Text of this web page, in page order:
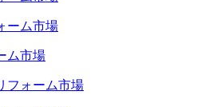
ム市場